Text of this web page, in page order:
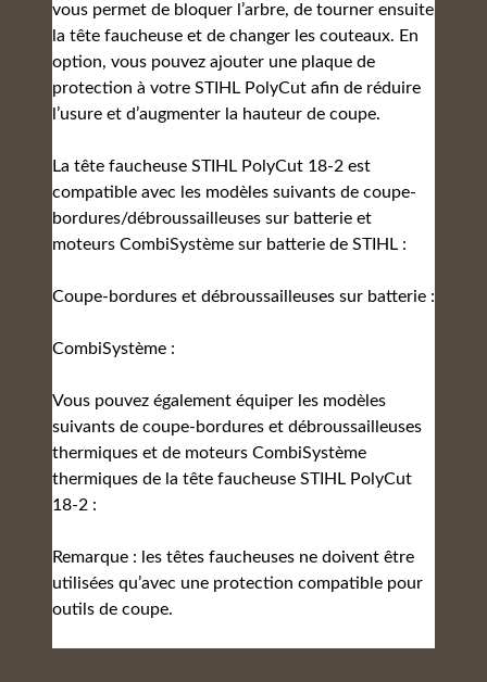
vous permet de bloquer l’arbre, de tourner ensuite
la tête faucheuse et de changer les couteaux. En
option, vous pouvez ajouter une plaque de
protection à votre STIHL PolyCut afin de réduire
l’usure et d’augmenter la hauteur de coupe.
La tête faucheuse STIHL PolyCut 18‑2 est
compatible avec les modèles suivants de coupe-
bordures/débroussailleuses sur batterie et
moteurs CombiSystème sur batterie de STIHL :
Coupe-bordures et débroussailleuses sur batterie :
CombiSystème :
Vous pouvez également équiper les modèles
suivants de coupe-bordures et débroussailleuses
thermiques et de moteurs CombiSystème
thermiques de la tête faucheuse STIHL PolyCut
18‑2 :
Remarque : les têtes faucheuses ne doivent être
utilisées qu’avec une protection compatible pour
outils de coupe.